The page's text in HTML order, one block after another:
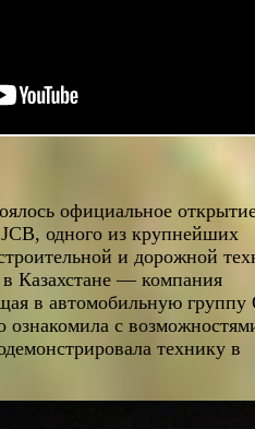
официальное
одного из крупнейших
и дорожной
Казахстане — компания
в автомобильную группу
ознакомила с
технику в